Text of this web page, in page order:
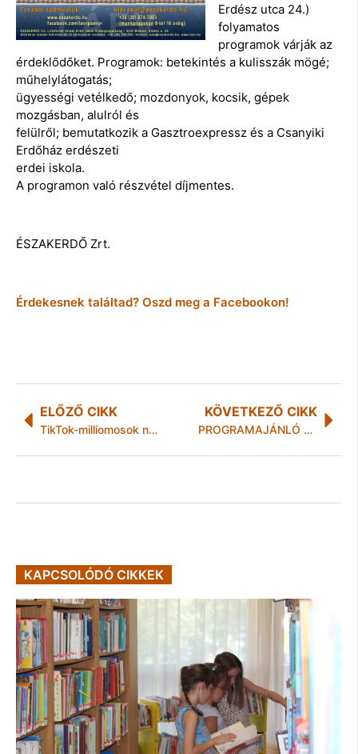
Erdész utca 24.)
folyamatos
programok várják az
érdeklődőket. Programok: betekintés a kulisszák mögé;
műhelylátogatás;
ügyességi vetélkedő; mozdonyok, kocsik, gépek
mozgásban, alulról és
felülről; bemutatkozik a Gasztroexpressz és a Csanyiki
Erdőház erdészeti
erdei iskola.
A programon való részvétel díjmentes.
ÉSZAKERDŐ Zrt.
Érdekesnek találtad? Oszd meg a Facebookon!
ELŐZŐ CIKK
TikTok-milliomosok nyomában a NAV
KÖVETKEZŐ CIKK
PROGRAMAJÁNLÓ 2026. június 15–22._ZSÖK
KAPCSOLÓDÓ CIKKEK